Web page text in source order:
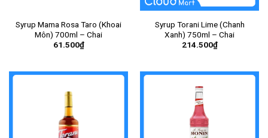
Syrup Mama Rosa Taro (Khoai
Môn) 700ml – Chai
61.500₫
Syrup Torani Lime (Chanh
Xanh) 750ml – Chai
214.500₫